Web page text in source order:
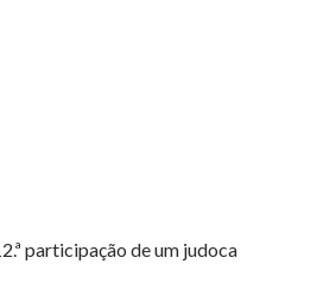
participação de um judoca